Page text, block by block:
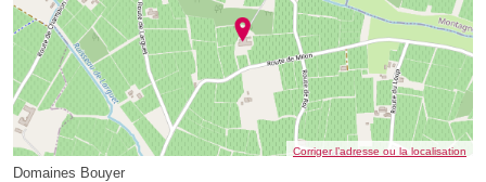
Corriger l’adresse ou la localisation
Domaines Bouyer